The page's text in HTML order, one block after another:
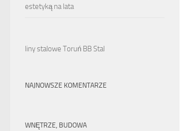
estetyką na lata
liny stalowe Toruń BB Stal
NAJNOWSZE KOMENTARZE
WNĘTRZE, BUDOWA